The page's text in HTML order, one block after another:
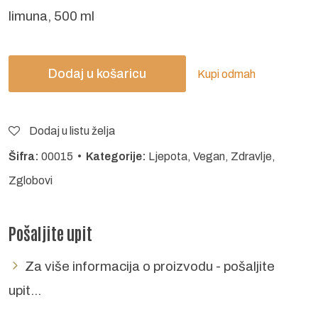
limuna, 500 ml
Dodaj u košaricu Kupi odmah
Dodaj u listu želja
Šifra: 00015 • Kategorije: Ljepota, Vegan, Zdravlje,
Zglobovi
Pošaljite upit
Za više informacija o proizvodu - pošaljite
upit...